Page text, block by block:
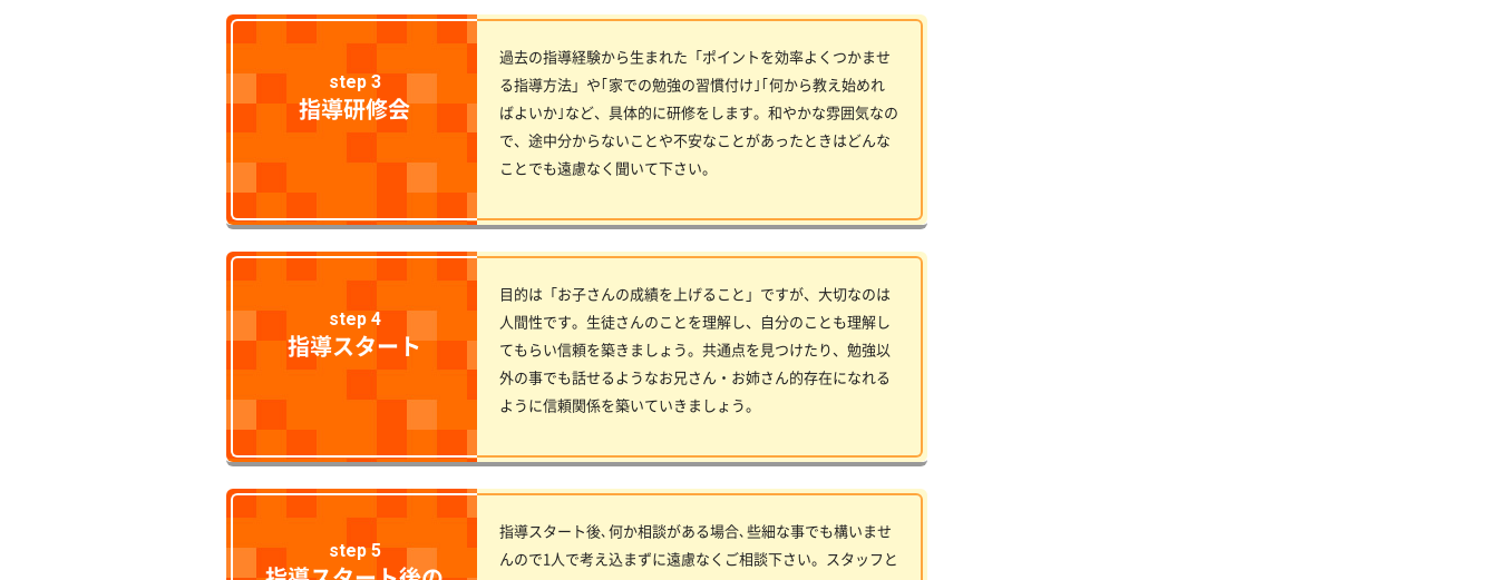
step 3
指導研修会
過去の指導経験から生まれた「ポイントを効率よくつかませ
る指導方法」や｢家での勉強の習慣付け｣｢何から教え始めれ
ばよいか｣など、具体的に研修をします。和やかな雰囲気なの
で、途中分からないことや不安なことがあったときはどんな
ことでも遠慮なく聞いて下さい。
step 4
指導スタート
目的は「お子さんの成績を上げること」ですが、大切なのは
人間性です。生徒さんのことを理解し、自分のことも理解し
てもらい信頼を築きましょう。共通点を見つけたり、勉強以
外の事でも話せるようなお兄さん・お姉さん的存在になれる
ように信頼関係を築いていきましょう。
step 5
指導スタート後､何か相談がある場合､些細な事でも構いませ
んので1人で考え込まずに遠慮なくご相談下さい。スタッフと